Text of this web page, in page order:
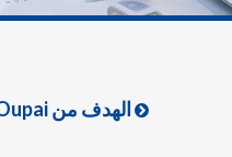
 الهدف من Oupai: